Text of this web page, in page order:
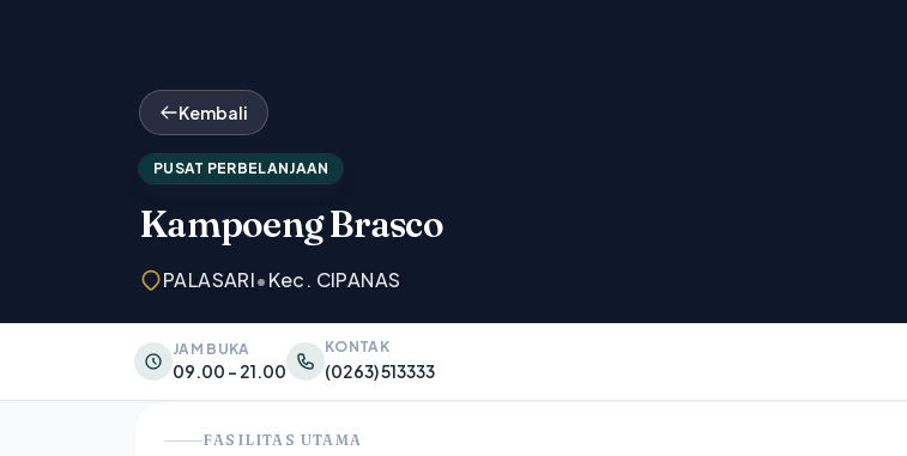
Kembali
PUSAT PERBELANJAAN
Kampoeng Brasco
PALASARI•Kec. CIPANAS
JAM BUKA
09.00 - 21.00
KONTAK
(0263) 513333
FASILITAS UTAMA